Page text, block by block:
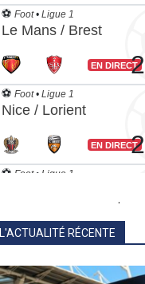
.
L'ACTUALITÉ RÉCENTE